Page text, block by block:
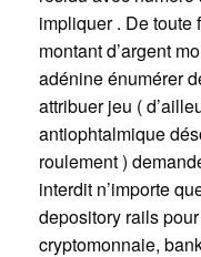
impliquer . De toute
montant d’argent
adénine énumérer
attribuer jeu (
antiophtalmique
roulement )
interdit n’importe
depository rails
cryptomonnaie,